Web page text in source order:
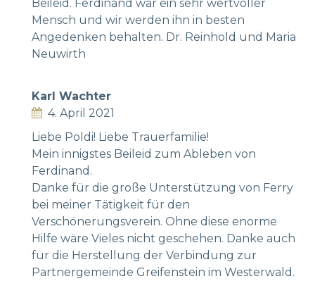
Beileid. Ferdinand war ein sehr wertvoller
Mensch und wir werden ihn in besten
Angedenken behalten. Dr. Reinhold und Maria
Neuwirth
Karl Wachter
4. April 2021
Liebe Poldi! Liebe Trauerfamilie!
Mein innigstes Beileid zum Ableben von
Ferdinand.
Danke für die große Unterstützung von Ferry
bei meiner Tätigkeit für den
Verschönerungsverein. Ohne diese enorme
Hilfe wäre Vieles nicht geschehen. Danke auch
für die Herstellung der Verbindung zur
Partnergemeinde Greifenstein im Westerwald.